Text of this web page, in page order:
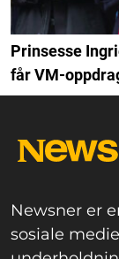
Prinsesse
får VM-
Newsner er
sosiale